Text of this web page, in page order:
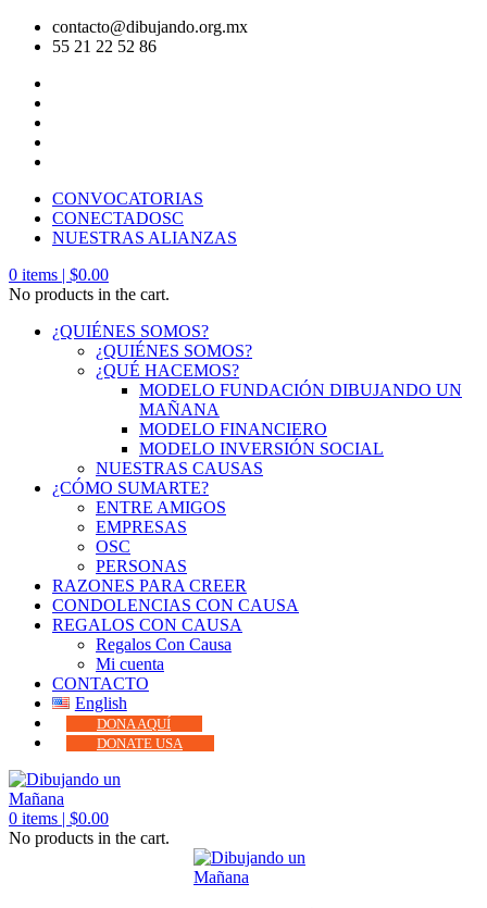
contacto@dibujando.org.mx
55 21 22 52 86
CONVOCATORIAS
CONECTADOSC
NUESTRAS ALIANZAS
0 items | $0.00
No products in the cart.
¿QUIÉNES SOMOS?
¿QUIÉNES SOMOS?
¿QUÉ HACEMOS?
MODELO FUNDACIÓN DIBUJANDO UN
MAÑANA
MODELO FINANCIERO
MODELO INVERSIÓN SOCIAL
NUESTRAS CAUSAS
¿CÓMO SUMARTE?
ENTRE AMIGOS
EMPRESAS
OSC
PERSONAS
RAZONES PARA CREER
CONDOLENCIAS CON CAUSA
REGALOS CON CAUSA
Regalos Con Causa
Mi cuenta
CONTACTO
English
DONA AQUÍ
DONATE USA
0 items | $0.00
No products in the cart.